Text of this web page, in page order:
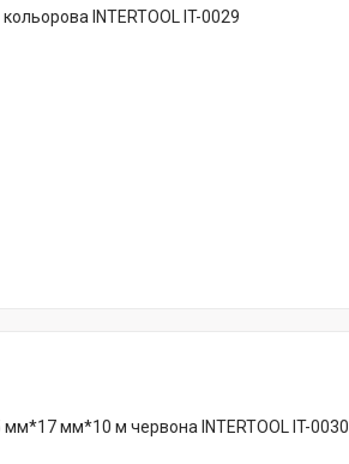
INTERTOOL IT-0029
мм*17 мм*10 м червона INTERTOOL IT-0030